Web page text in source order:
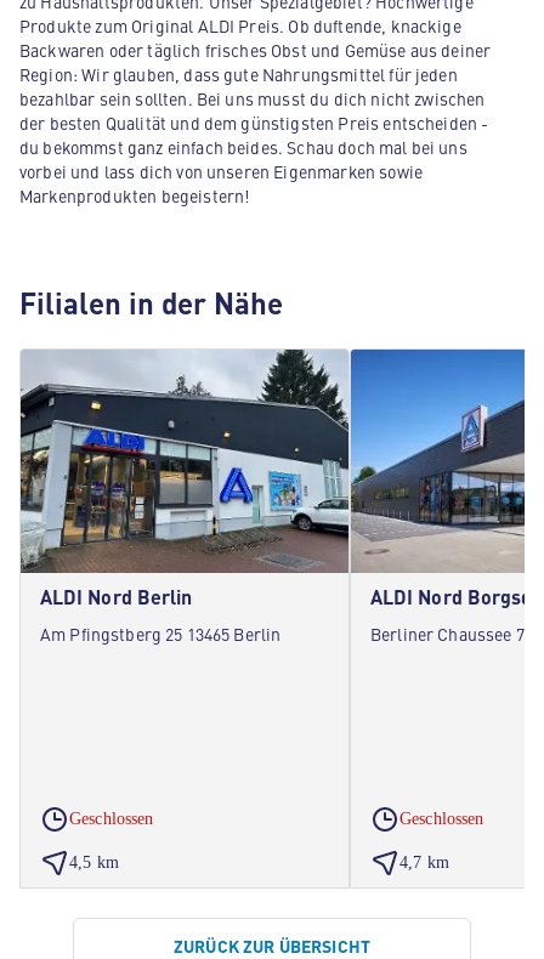
Produkte zum Original ALDI Preis. Ob duftende, knackige
Backwaren oder täglich frisches Obst und Gemüse aus deiner
Region: Wir glauben, dass gute Nahrungsmittel für jeden
bezahlbar sein sollten. Bei uns musst du dich nicht zwischen
der besten Qualität und dem günstigsten Preis entscheiden -
du bekommst ganz einfach beides. Schau doch mal bei uns
vorbei und lass dich von unseren Eigenmarken sowie
Markenprodukten begeistern!
Filialen in der Nähe
ALDI Nord Berlin
Am Pfingstberg 25 13465 Berlin
Geschlossen
4,5 km
ALDI Nord
Berliner Chaussee 7
Geschlossen
4,7 km
ZURÜCK ZUR ÜBERSICHT